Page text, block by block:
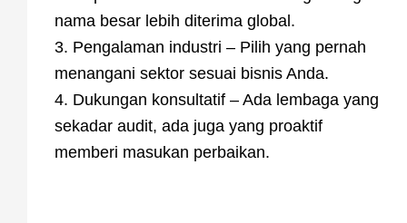
nama besar lebih diterima global.
3. Pengalaman industri – Pilih yang pernah
menangani sektor sesuai bisnis Anda.
4. Dukungan konsultatif – Ada lembaga yang
sekadar audit, ada juga yang proaktif
memberi masukan perbaikan.